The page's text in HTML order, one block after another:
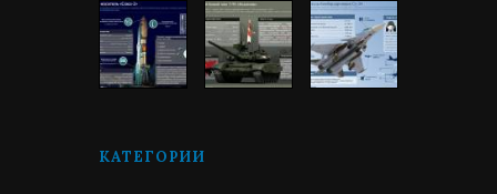
КАТЕГОРИИ